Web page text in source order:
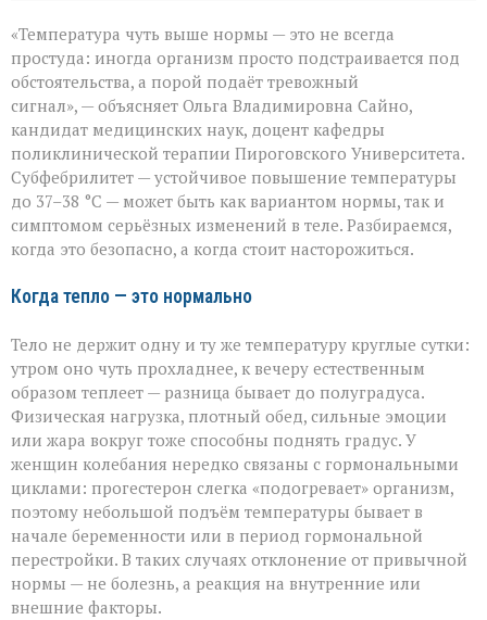
спешите
пить
что
скрывает
температура
37–
38 °C
«Температура чуть выше нормы — это не всегда
простуда: иногда организм просто подстраивается под
обстоятельства, а порой подаёт тревожный
сигнал», — объясняет Ольга Владимировна Сайно,
кандидат медицинских наук, доцент кафедры
поликлинической терапии Пироговского Университета.
Субфебрилитет — устойчивое повышение температуры
до 37–38 °C — может быть как вариантом нормы, так и
симптомом серьёзных изменений в теле. Разбираемся,
когда это безопасно, а когда стоит насторожиться.
Когда тепло — это нормально
Тело не держит одну и ту же температуру круглые сутки:
утром оно чуть прохладнее, к вечеру естественным
образом теплеет — разница бывает до полуградуса.
Физическая нагрузка, плотный обед, сильные эмоции
или жара вокруг тоже способны поднять градус. У
женщин колебания нередко связаны с гормональными
циклами: прогестерон слегка «подогревает» организм,
поэтому небольшой подъём температуры бывает в
начале беременности или в период гормональной
перестройки. В таких случаях отклонение от привычной
нормы — не болезнь, а реакция на внутренние или
внешние факторы.